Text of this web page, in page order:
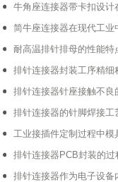
牛角座连接器带卡扣设计
简牛座连接器在现代工业
耐高温排针排母的性能特
排针连接器封装工序精细
排针连接器针座接触不良
排针连接器的针脚焊接工
工业接插件定制过程中模
排针连接器PCB封装的过
排针连接器作为电子设